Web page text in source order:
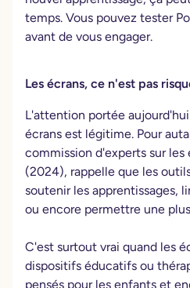
temps. Vous pouvez tester
avant de vous engager.
Les écrans, ce n'est pas
L'attention portée
écrans est légitime. Pour
commission d'experts sur les
(2024), rappelle que les
soutenir les apprentissages,
ou encore permettre une
C'est surtout vrai quand les
dispositifs éducatifs ou
pensés pour les enfants et